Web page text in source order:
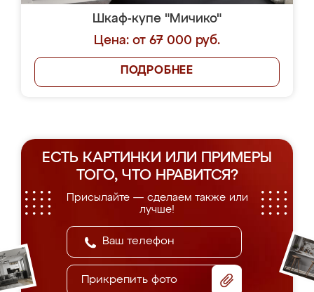
Шкаф-купе "Мичико"
Цена: от 67 000 руб.
ПОДРОБНЕЕ
ЕСТЬ КАРТИНКИ ИЛИ ПРИМЕРЫ
ТОГО, ЧТО НРАВИТСЯ?
Присылайте — сделаем также или
лучше!
Прикрепить фото